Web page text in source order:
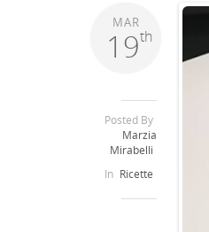
19th
MAR
Posted By
Marzia
Mirabelli
In Ricette